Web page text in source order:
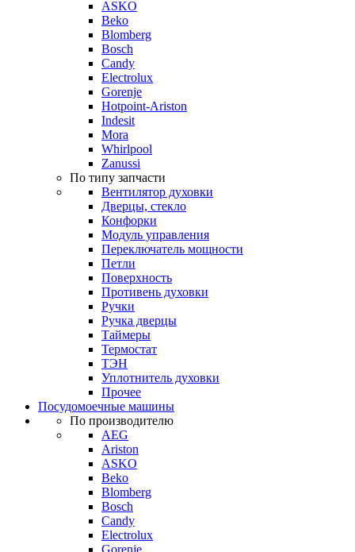
ASKO
Beko
Blomberg
Bosch
Candy
Electrolux
Gorenje
Hotpoint-Ariston
Indesit
Mora
Whirlpool
Zanussi
По типу запчасти
Вентилятор духовки
Дверцы, стекло
Конфорки
Модуль управления
Переключатель мощности
Петли
Поверхность
Противень духовки
Ручки
Ручка дверцы
Таймеры
Термостат
ТЭН
Уплотнитель духовки
Прочее
Посудомоечные машины
По производителю
AEG
Ariston
ASKO
Beko
Blomberg
Bosch
Candy
Electrolux
Gorenje